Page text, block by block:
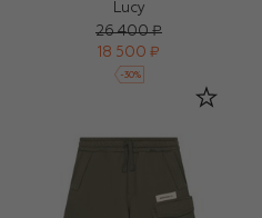
Lucy
26 400 ₽
18 500 ₽
-30%